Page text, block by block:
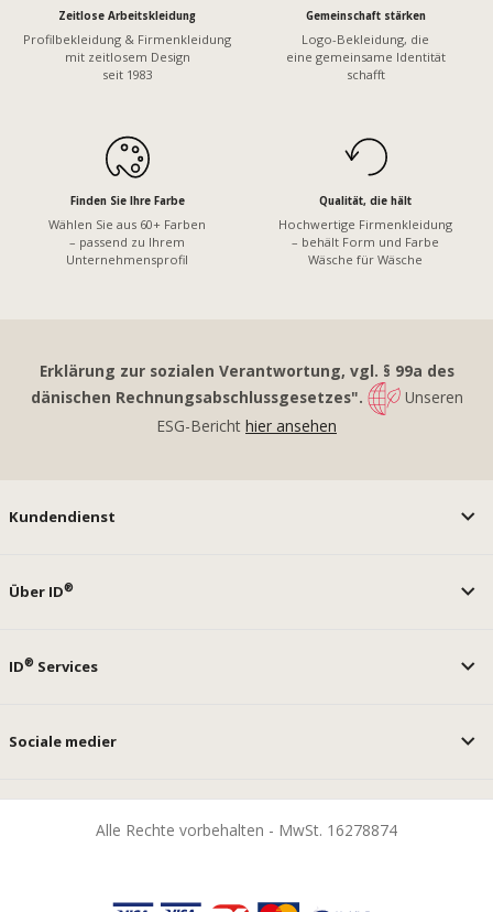
Zeitlose Arbeitskleidung
Profilbekleidung & Firmenkleidung
mit zeitlosem Design
seit 1983
Gemeinschaft stärken
Logo-Bekleidung, die
eine gemeinsame Identität
schafft
Finden Sie Ihre Farbe
Wählen Sie aus 60+ Farben
– passend zu Ihrem
Unternehmensprofil
Qualität, die hält
Hochwertige Firmenkleidung
– behält Form und Farbe
Wäsche für Wäsche
Erklärung zur sozialen Verantwortung, vgl. § 99a des
dänischen Rechnungsabschlussgesetzes".
Unseren
ESG-Bericht hier ansehen
Kundendienst
Über ID®
ID® Services
Sociale medier
Alle Rechte vorbehalten - MwSt. 16278874